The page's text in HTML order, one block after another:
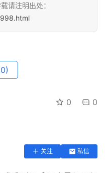
请注明出处：
0 0
关注
私信